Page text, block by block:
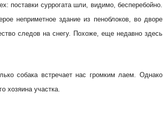
поставки суррогата шли, видимо, бесперебойно.
неприметное здание из пеноблоков, во дворе
следов на снегу. Похоже, еще недавно здесь
собака встречает нас громким лаем. Однако
хозяина участка.